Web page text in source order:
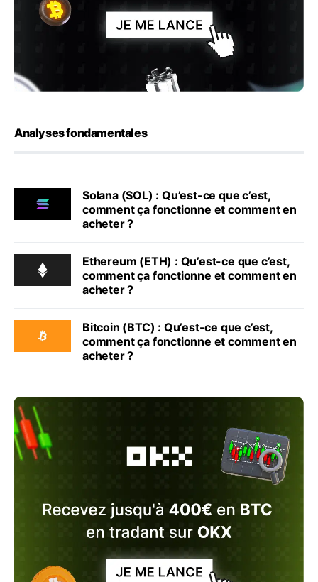
Analyses fondamentales
Solana (SOL) : Qu’est-ce que c’est,
comment ça fonctionne et comment en
acheter ?
Ethereum (ETH) : Qu’est-ce que c’est,
comment ça fonctionne et comment en
acheter ?
Bitcoin (BTC) : Qu’est-ce que c’est,
comment ça fonctionne et comment en
acheter ?